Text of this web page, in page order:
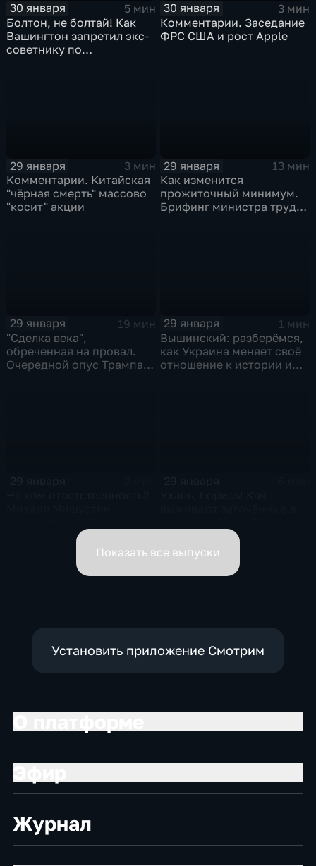
30 января
5 мин
Болтон, не болтай! Как
Вашингтон запретил экс-
советнику по
30 января
3 мин
Комментарии. Заседание
ФРС США и рост Apple
29 января
3 мин
Комментарии. Китайская
"чёрная смерть" массово
"косит" акции
29 января
13 мин
Как изменится
прожиточный минимум.
Брифинг министра труда
29 января
19 мин
"Сделка века",
обреченная на провал.
Очередной опус Трампа.
29 января
1 мин
Вышинский: разберёмся,
как Украина меняет своё
отношение к истории и
вице-премьеров
Показать все выпуски
Установить приложение Смотрим
Журнал